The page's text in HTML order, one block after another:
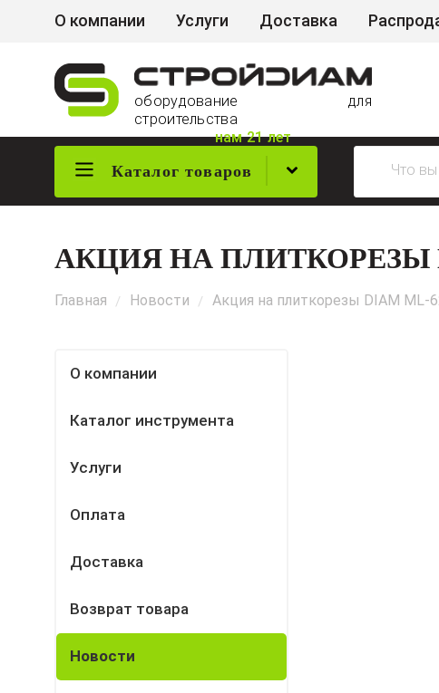
О компании Услуги Доставка
оборудование для
строительства
нам 21 лет
Каталог товаров
АКЦИЯ НА ПЛИТКОРЕЗЫ
Главная / Новости / Акция на плиткорезы DIAM ML-
О компании
Каталог инструмента
Услуги
Оплата
Доставка
Возврат товара
Новости